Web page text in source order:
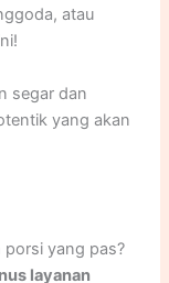
atau
segar dan
yang akan
porsi yang pas?
layanan